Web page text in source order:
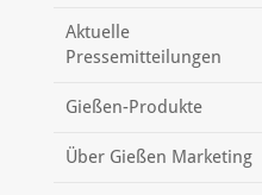
Aktuelle
Pressemitteilungen
Gießen-Produkte
Über Gießen Marketing